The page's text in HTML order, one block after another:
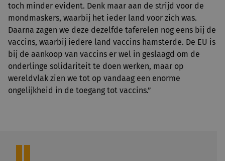
toch minder evident. Denk maar aan de strijd voor de
mondmaskers, waarbij het ieder land voor zich was.
Daarna zagen we deze dezelfde taferelen nog eens bij de
vaccins, waarbij iedere land vaccins hamsterde. De EU is
bij de aankoop van vaccins er wel in geslaagd om de
onderlinge solidariteit te doen werken, maar op
wereldvlak zien we tot op vandaag een enorme
ongelijkheid in de toegang tot vaccins.”